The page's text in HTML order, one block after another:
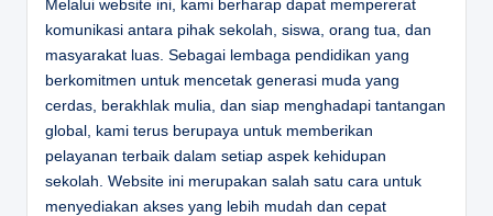
Melalui website ini, kami berharap dapat mempererat
komunikasi antara pihak sekolah, siswa, orang tua, dan
masyarakat luas. Sebagai lembaga pendidikan yang
berkomitmen untuk mencetak generasi muda yang
cerdas, berakhlak mulia, dan siap menghadapi tantangan
global, kami terus berupaya untuk memberikan
pelayanan terbaik dalam setiap aspek kehidupan
sekolah. Website ini merupakan salah satu cara untuk
menyediakan akses yang lebih mudah dan cepat